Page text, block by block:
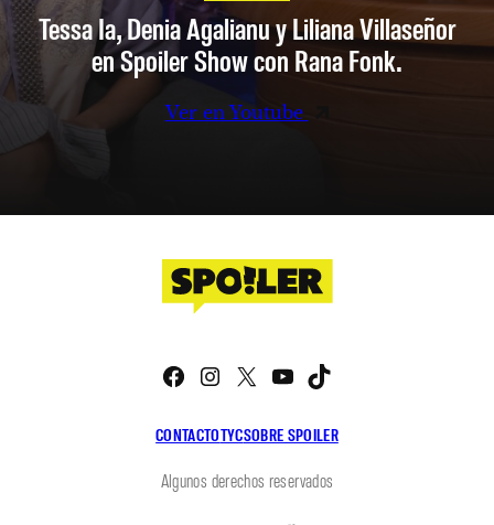
Tessa Ia, Denia Agalianu y Liliana Villaseñor
en Spoiler Show con Rana Fonk.
Ver en Youtube
CONTACTOTYCSOBRE SPOILER
Facebook
Instagram
X YouTube
Algunos derechos reservados